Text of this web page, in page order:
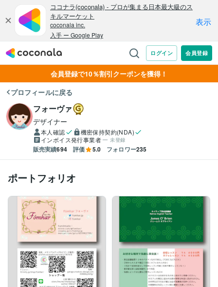
会員登録で10％割引クーポンを獲得！
プロフィールに戻る
フォーヴァ
デザイナー
本人確認
機密保持契約(NDA)
インボイス発行事業者
未登録
販売実績694 評価 5.0 フォロワー235
ポートフォリオ